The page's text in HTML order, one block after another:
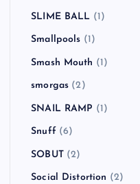
SLIME BALL (1)
Smallpools (1)
Smash Mouth (1)
smorgas (2)
SNAIL RAMP (1)
Snuff (6)
SOBUT(2)
Social Distortion (2)